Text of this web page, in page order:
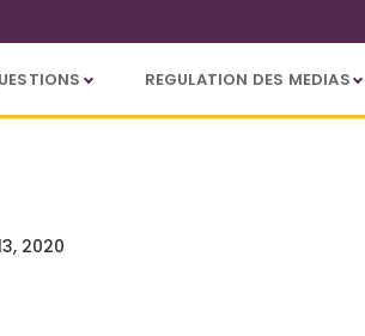
REGULATION DES MEDIAS
2020